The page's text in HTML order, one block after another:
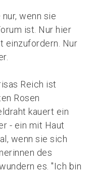
wenn sie
ist. Nur hier
einzufordern. Nur
Reich ist
Rosen
kauert ein
- ein mit Haut
wenn sie sich
des
es. "Ich bin